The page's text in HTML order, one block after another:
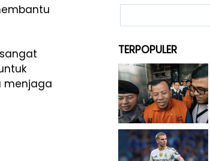
menjaga
TERPOPULER